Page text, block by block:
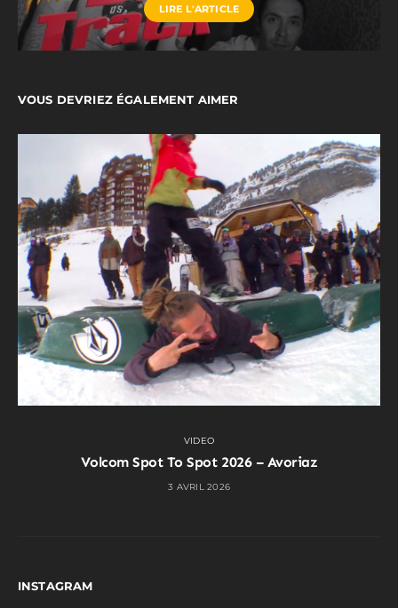
LIRE L'ARTICLE
VOUS DEVRIEZ ÉGALEMENT AIMER
VIDEO
Volcom Spot To Spot 2026 – Avoriaz
3 AVRIL 2026
INSTAGRAM